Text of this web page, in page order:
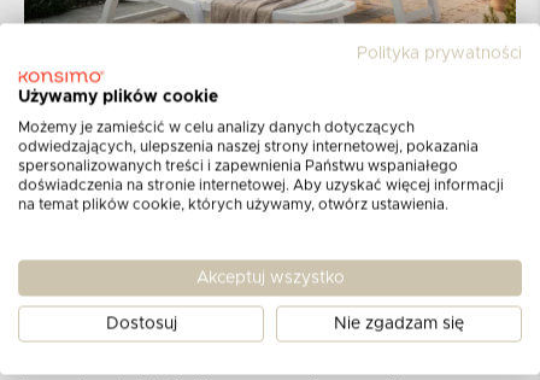
Kolekcja BURRA
w której surowy minimalizm spotyka się z
ergonomiczną elegancją, tworząc produkt o
uniwersalnym charakterze, pasującym
Polityka prywatności
Używamy plików cookie
Możemy je zamieścić w celu analizy danych dotyczących
odwiedzających, ulepszenia naszej strony internetowej, pokazania
spersonalizowanych treści i zapewnienia Państwu wspaniałego
doświadczenia na stronie internetowej. Aby uzyskać więcej informacji
na temat plików cookie, których używamy, otwórz ustawienia.
Akceptuj wszystko
Dostosuj Nie zgadzam się